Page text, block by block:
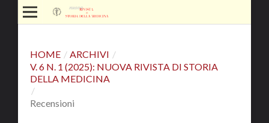
HOME / ARCHIVI /
V. 6 N. 1 (2025): NUOVA RIVISTA DI STORIA
DELLA MEDICINA
/
Recensioni